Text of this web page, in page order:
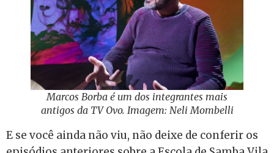
Marcos Borba é um dos integrantes mais
antigos da TV Ovo. Imagem: Neli Mombelli
E se você ainda não viu, não deixe de conferir os